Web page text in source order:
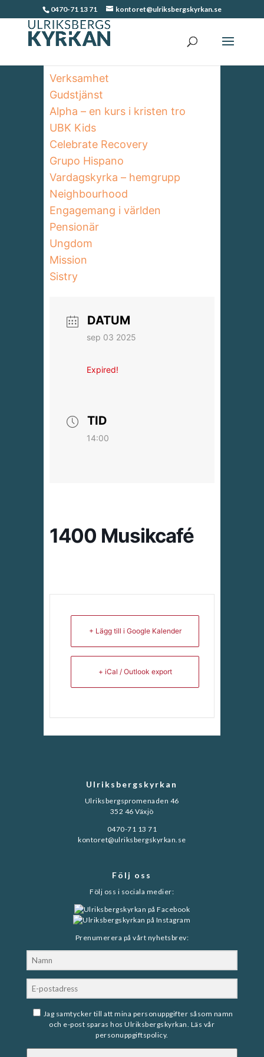
0470-71 13 71 kontoret@ulriksbergskyrkan.se
Verksamhet
Gudstjänst
Alpha – en kurs i kristen tro
UBK Kids
Celebrate Recovery
Grupo Hispano
Vardagskyrka – hemgrupp
Neighbourhood
Engagemang i världen
Pensionär
Ungdom
Mission
Sistry
DATUM
sep 03 2025
Expired!
TID
14:00
1400 Musikcafé
+ Lägg till i Google Kalender
+ iCal / Outlook export
Ulriksbergskyrkan
Ulriksbergspromenaden 46
352 46 Växjö
0470-71 13 71
kontoret@ulriksbergskyrkan.se
Följ oss
Följ oss i sociala medier:
Prenumerera på vårt nyhetsbrev:
Jag samtycker till att mina personuppgifter såsom namn
och e-post sparas hos Ulriksbergskyrkan. Läs vår
personuppgiftspolicy.